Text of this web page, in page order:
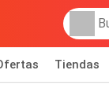
Tiendas